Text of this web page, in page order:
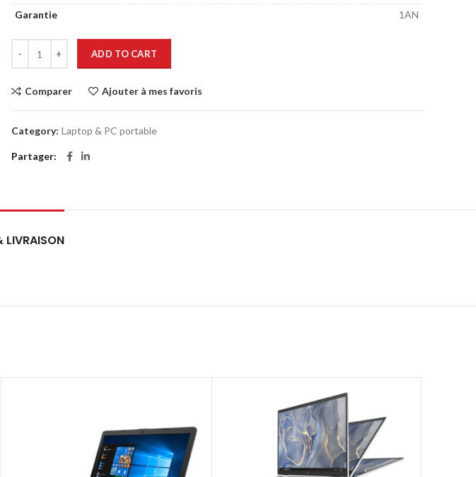
Garantie
1AN
ADD TO CART
Comparer Ajouter à mes favoris
Category: Laptop & PC portable
Partager
LIVRAISON